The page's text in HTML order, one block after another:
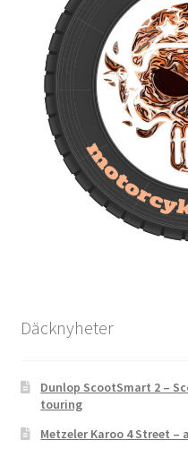
Däcknyheter
Dunlop ScootSmart 2 –
touring
Metzeler Karoo 4 Street –